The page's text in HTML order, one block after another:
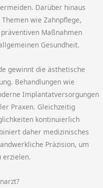
Darüber hinaus
wie Zahnpflege,
Maßnahmen
Gesundheit.
gewinnt die ästhetische
Behandlungen wie
Implantatversorgungen
Praxen. Gleichzeitig
kontinuierlich
daher medizinisches
Präzision, um
erzielen.